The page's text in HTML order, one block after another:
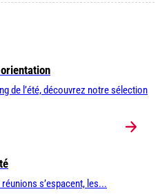
de l’été, découvrez notre sélection
s’espacent, les...